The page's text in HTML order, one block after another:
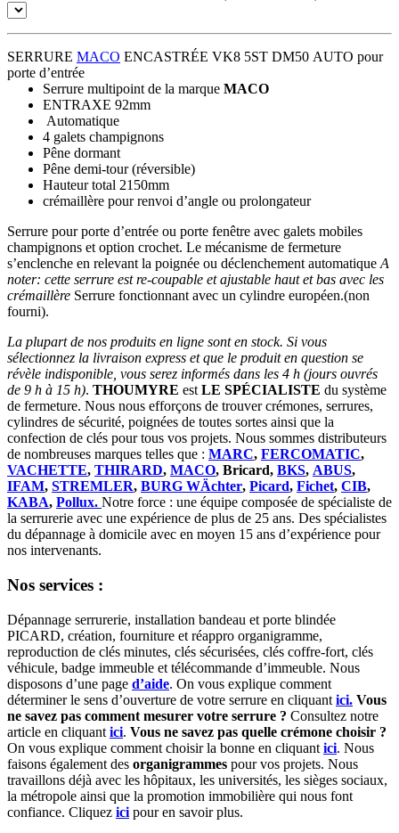
SERRURE MACO ENCASTRÉE VK8 5ST DM50 AUTO pour
porte d’entrée
Serrure multipoint de la marque MACO
ENTRAXE 92mm
Automatique
4 galets champignons
Pêne dormant
Pêne demi-tour (réversible)
Hauteur total 2150mm
crémaillère pour renvoi d’angle ou prolongateur
Serrure pour porte d’entrée ou porte fenêtre avec galets mobiles
champignons et option crochet. Le mécanisme de fermeture
s’enclenche en relevant la poignée ou déclenchement automatique A
noter: cette serrure est re-coupable et ajustable haut et bas avec les
crémaillère Serrure fonctionnant avec un cylindre européen.(non
fourni).
La plupart de nos produits en ligne sont en stock. Si vous
sélectionnez la livraison express et que le produit en question se
révèle indisponible, vous serez informés dans les 4 h (jours ouvrés
de 9 h à 15 h). THOUMYRE est LE SPÉCIALISTE du système
de fermeture. Nous nous efforçons de trouver crémones, serrures,
cylindres de sécurité, poignées de toutes sortes ainsi que la
confection de clés pour tous vos projets. Nous sommes distributeurs
de nombreuses marques telles que : MARC, FERCOMATIC,
VACHETTE, THIRARD, MACO, Bricard, BKS, ABUS,
IFAM, STREMLER, BURG WÄchter, Picard, Fichet, CIB,
KABA, Pollux. Notre force : une équipe composée de spécialiste de
la serrurerie avec une expérience de plus de 25 ans. Des spécialistes
du dépannage à domicile avec en moyen 15 ans d’expérience pour
nos intervenants.
Nos services :
Dépannage serrurerie, installation bandeau et porte blindée
PICARD, création, fourniture et réappro organigramme,
reproduction de clés minutes, clés sécurisées, clés coffre-fort, clés
véhicule, badge immeuble et télécommande d’immeuble. Nous
disposons d’une page d’aide. On vous explique comment
déterminer le sens d’ouverture de votre serrure en cliquant ici. Vous
ne savez pas comment mesurer votre serrure ? Consultez notre
article en cliquant ici. Vous ne savez pas quelle crémone choisir ?
On vous explique comment choisir la bonne en cliquant ici. Nous
faisons également des organigrammes pour vos projets. Nous
travaillons déjà avec les hôpitaux, les universités, les sièges sociaux,
la métropole ainsi que la promotion immobilière qui nous font
confiance. Cliquez ici pour en savoir plus.